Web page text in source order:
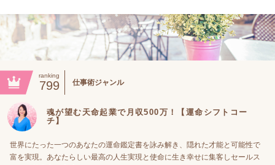
ranking
799 仕事術ジャンル
魂が望む天命起業で月収500万！【運命シフトコー
チ】
世界にたった一つのあなたの運命鑑定書を詠み解き、隠れた才能と可能性で
富を実現。あなたらしい最高の人生実現と使命に生き幸せに集客しセールス